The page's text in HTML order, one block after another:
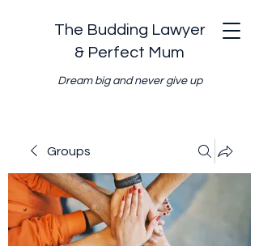
The Budding Lawyer
& Perfect Mum
Dream big and never give up
Groups